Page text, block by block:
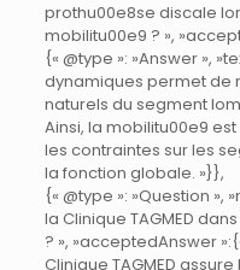
prothu00e8se discale
mobilitu00e9 ? »,
{« @type »: »Answer »,
dynamiques permet de
naturels du segment
Ainsi, la mobilitu00e9
les contraintes sur les
la fonction globale. »}},
{« @type »: »Question »,
la Clinique TAGMED
? », »acceptedAnswer
Clinique TAGMED